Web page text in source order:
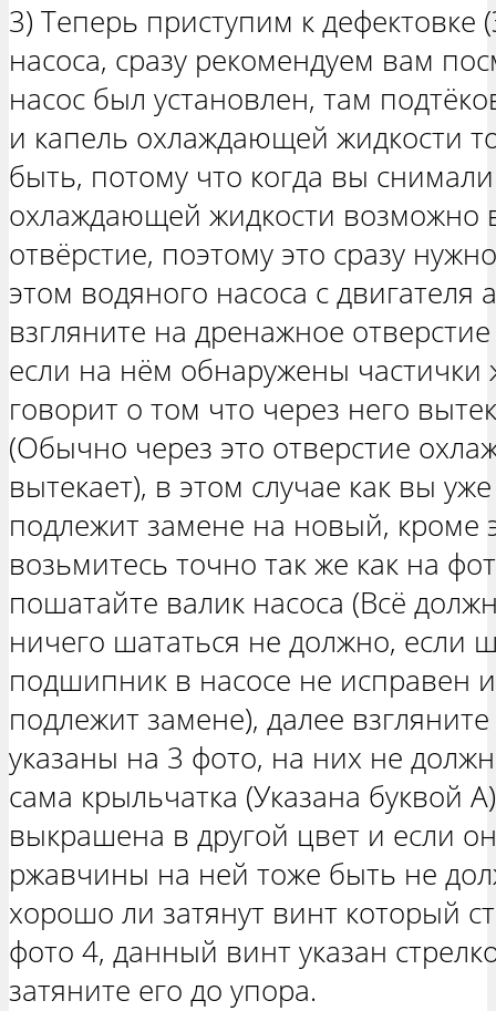
3) Теперь приступим к дефектовке
насоса, сразу рекомендуем вам
насос был установлен, там
и капель охлаждающей жидкости
быть, потому что когда вы снимали
охлаждающей жидкости возможно
отвёрстие, поэтому это сразу
этом водяного насоса с двигателя
взгляните на дренажное
если на нём обнаружены частички
говорит о том что через него
(Обычно через это отверстие
вытекает), в этом случае как вы
подлежит замене на новый, кроме
возьмитесь точно так же как на
пошатайте валик насоса (Всё
ничего шататься не должно, если
подшипник в насосе не исправен
подлежит замене), далее
указаны на 3 фото, на них не
сама крыльчатка (Указана буквой
выкрашена в другой цвет и если
ржавчины на ней тоже быть не
хорошо ли затянут винт который
фото 4, данный винт указан
затяните его до упора.